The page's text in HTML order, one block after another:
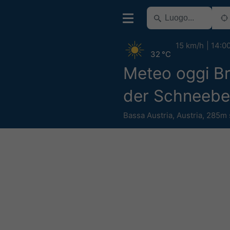
Meteo oggi
der
Bassa Austria, Austria, 285m
32 °C
15 km/h